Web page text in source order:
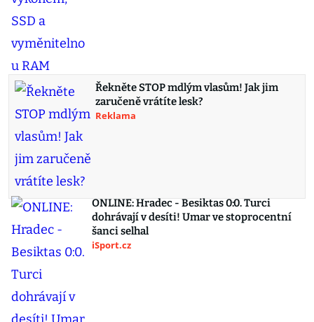
Řekněte STOP mdlým vlasům! Jak jim
zaručeně vrátíte lesk?
Reklama
ONLINE: Hradec - Besiktas 0:0. Turci
dohrávají v desíti! Umar ve stoprocentní
šanci selhal
iSport.cz